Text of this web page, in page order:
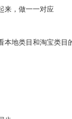
来，做一一对应
本地类目和淘宝类